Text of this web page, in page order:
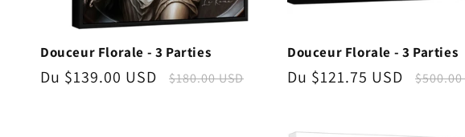
Douceur Florale - 3 Parties
Prix
Du $139.00 USD
Prix
$180.00 USD
Douceur Florale - 3 Parties
Prix
Du $121.75 USD
Prix
$500.00